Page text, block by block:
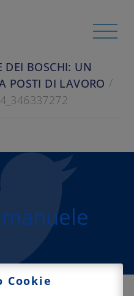
2017 -
DEI BOSCHI: UN
POSTI DI LAVORO
Cookie